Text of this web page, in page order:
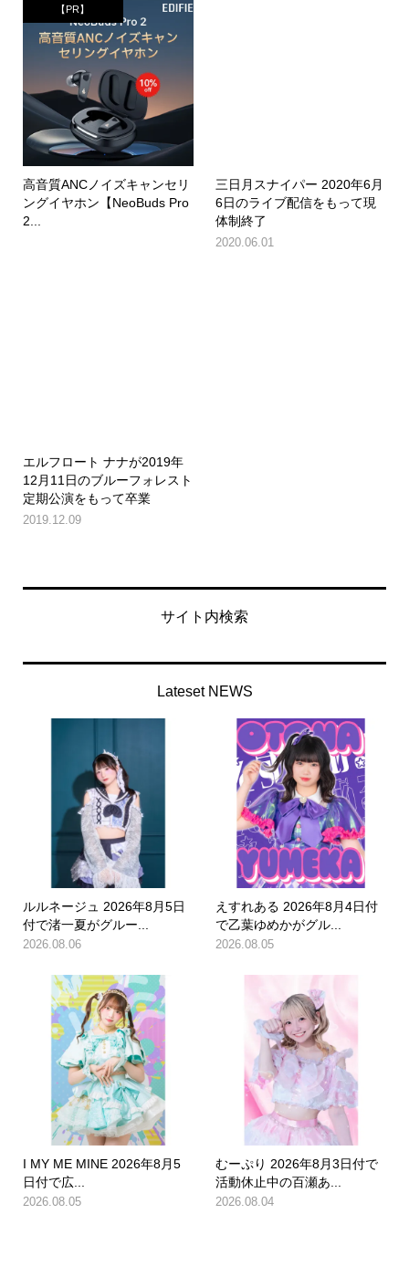
【PR】
高音質ANCノイズキャンセリ
ングイヤホン【NeoBuds Pro
2...
三日月スナイパー 2020年6月
6日のライブ配信をもって現
体制終了
2020.06.01
エルフロート ナナが2019年
12月11日のブルーフォレスト
定期公演をもって卒業
2019.12.09
サイト内検索
Lateset NEWS
ルルネージュ 2026年8月5日
付で渚一夏がグルー...
2026.08.06
えすれある 2026年8月4日付
で乙葉ゆめかがグル...
2026.08.05
I MY ME MINE 2026年8月5
日付で広...
2026.08.05
むーぷり 2026年8月3日付で
活動休止中の百瀬あ...
2026.08.04